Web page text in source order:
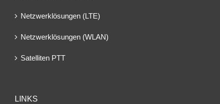
Netzwerklösungen (LTE)
Netzwerklösungen (WLAN)
Satelliten PTT
LINKS